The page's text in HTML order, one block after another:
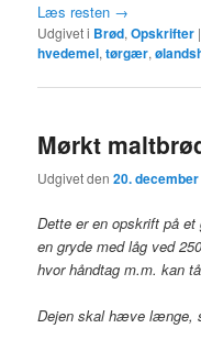
Læs resten →
Udgivet i Brød,Opskrifter
hvedemel,tørgær,
Mørkt
Udgivet den20.
Dette er en opskrift på
en gryde med låg ved
hvor håndtag m.m. kan
Dejen skal hæve længe,